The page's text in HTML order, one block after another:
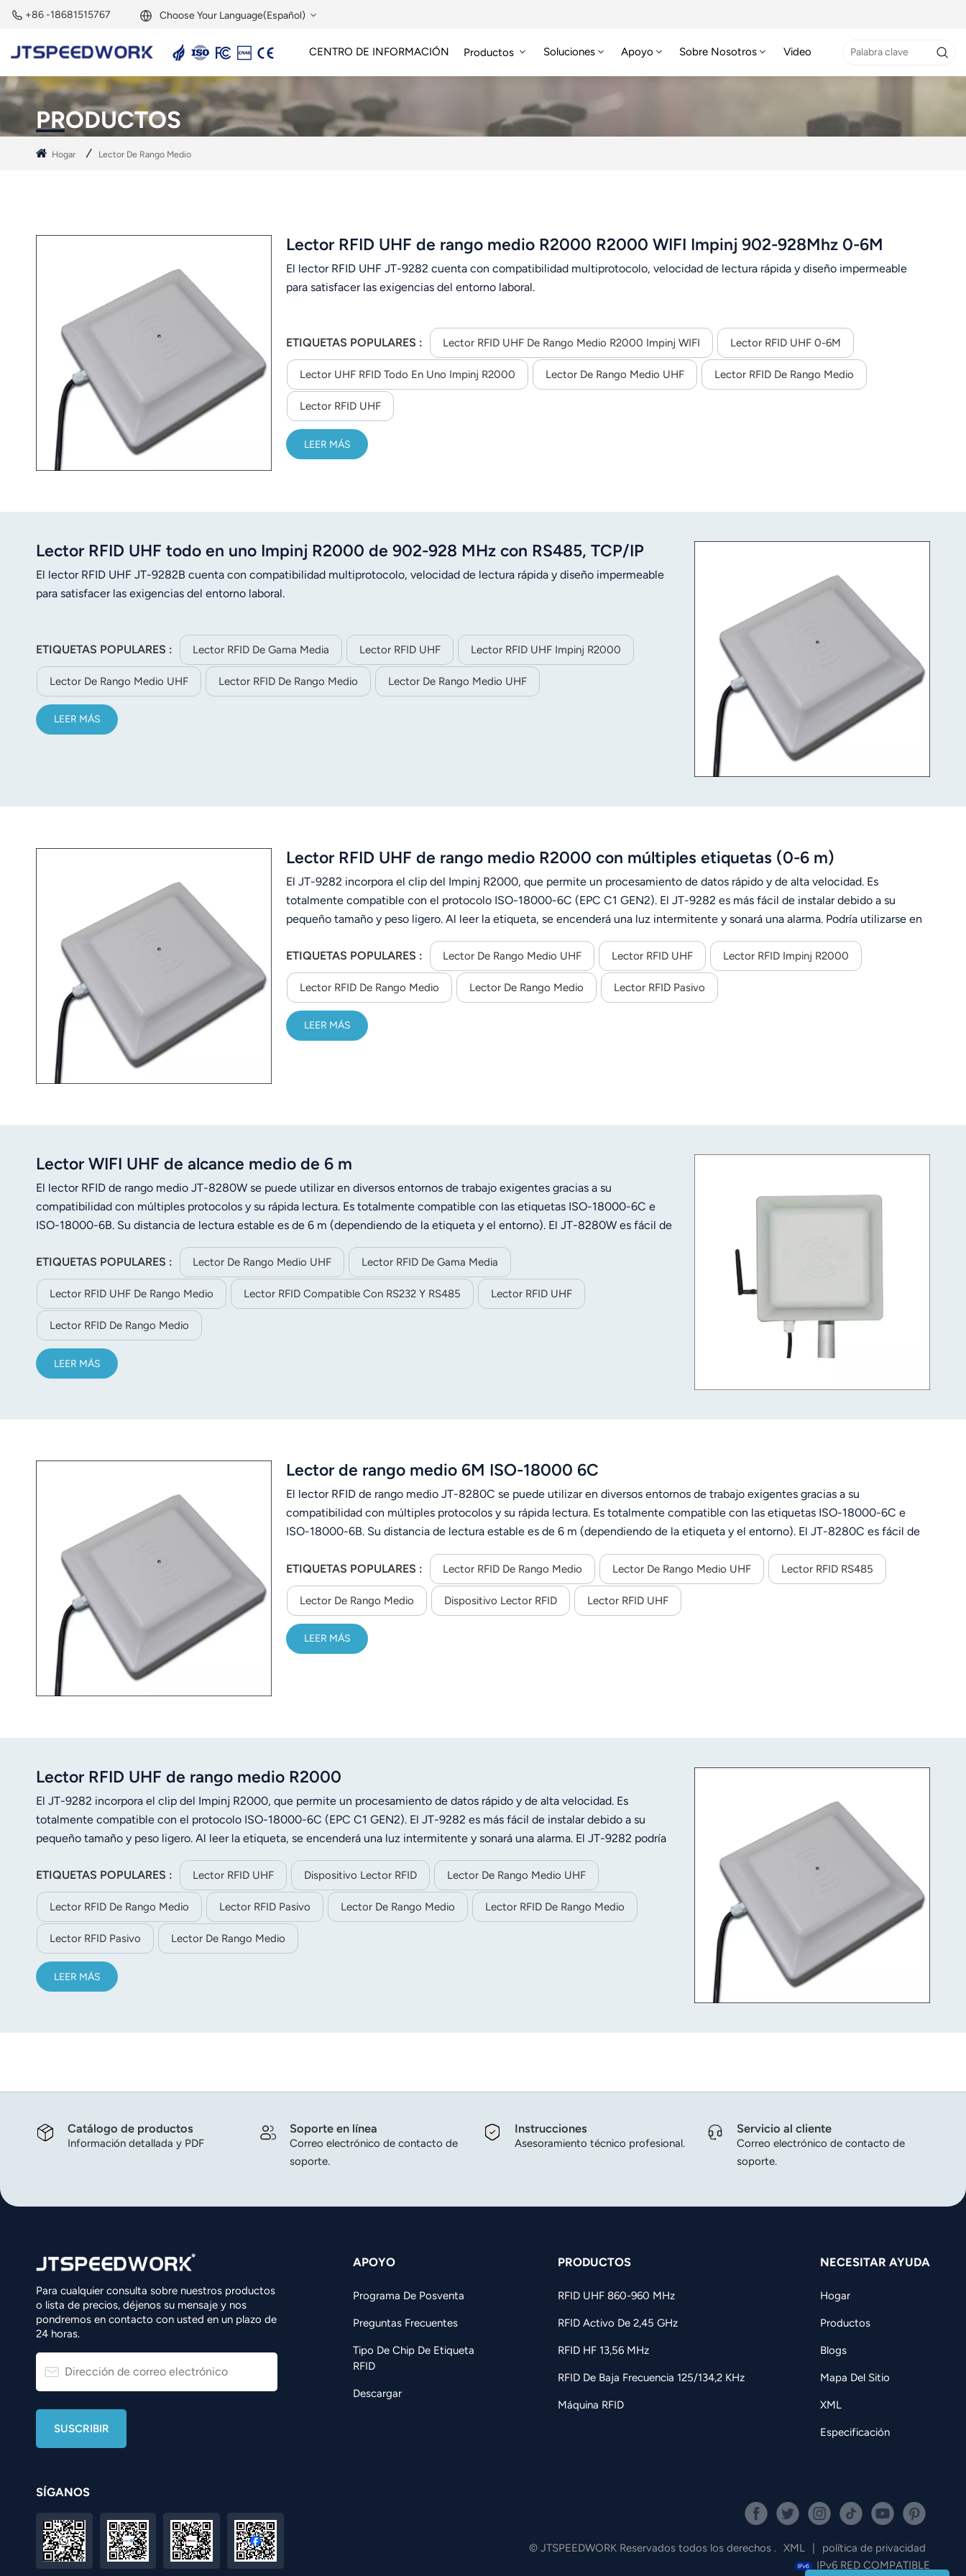
+86 -18681515767 Choose Your Language(Español)
English
Français
Deutsch
Español
عربي
한국어
แบบไทย
Tiếng Việt
norsk
magyar
CENTRO DE INFORMACIÓN Productos Soluciones Apoyo Sobre Nosotros Video
PRODUCTOS
Hogar Lector De Rango Medio
Lector RFID UHF de rango medio R2000 R2000 WIFI Impinj 902-928Mhz 0-6M
El lector RFID UHF JT-9282 cuenta con compatibilidad multiprotocolo, velocidad de lectura rápida y diseño impermeable
para satisfacer las exigencias del entorno laboral.
ETIQUETAS POPULARES : Lector RFID UHF De Rango Medio R2000 Impinj WIFI Lector RFID UHF 0-6M
Lector UHF RFID Todo En Uno Impinj R2000 Lector De Rango Medio UHF Lector RFID De Rango Medio
Lector RFID UHF
LEER MÁS
Lector RFID UHF todo en uno Impinj R2000 de 902-928 MHz con RS485, TCP/IP
El lector RFID UHF JT-9282B cuenta con compatibilidad multiprotocolo, velocidad de lectura rápida y diseño impermeable
para satisfacer las exigencias del entorno laboral.
ETIQUETAS POPULARES : Lector RFID De Gama Media Lector RFID UHF Lector RFID UHF Impinj R2000
Lector De Rango Medio UHF Lector RFID De Rango Medio Lector De Rango Medio UHF
LEER MÁS
Lector RFID UHF de rango medio R2000 con múltiples etiquetas (0-6 m)
El JT-9282 incorpora el clip del Impinj R2000, que permite un procesamiento de datos rápido y de alta velocidad. Es
totalmente compatible con el protocolo ISO-18000-6C (EPC C1 GEN2). El JT-9282 es más fácil de instalar debido a su
pequeño tamaño y peso ligero. Al leer la etiqueta, se encenderá una luz intermitente y sonará una alarma. Podría utilizarse en
producción, etc.
ETIQUETAS POPULARES : Lector De Rango Medio UHF Lector RFID UHF Lector RFID Impinj R2000
Lector RFID De Rango Medio Lector De Rango Medio Lector RFID Pasivo
LEER MÁS
Lector WIFI UHF de alcance medio de 6 m
El lector RFID de rango medio JT-8280W se puede utilizar en diversos entornos de trabajo exigentes gracias a su
compatibilidad con múltiples protocolos y su rápida lectura. Es totalmente compatible con las etiquetas ISO-18000-6C e
ISO-18000-6B. Su distancia de lectura estable es de 6 m (dependiendo de la etiqueta y el entorno). El JT-8280W es fácil de
instalar gracias a su tamaño compacto y peso ligero.
ETIQUETAS POPULARES :
Lector De Rango Medio UHF Lector RFID De Gama Media
Lector RFID UHF De Rango Medio Lector RFID Compatible Con RS232 Y RS485 Lector RFID UHF
Lector RFID De Rango Medio
LEER MÁS
Lector de rango medio 6M ISO-18000 6C
El lector RFID de rango medio JT-8280C se puede utilizar en diversos entornos de trabajo exigentes gracias a su
compatibilidad con múltiples protocolos y su rápida lectura. Es totalmente compatible con las etiquetas ISO-18000-6C e
ISO-18000-6B. Su distancia de lectura estable es de 6 m (dependiendo de la etiqueta y el entorno). El JT-8280C es fácil de
ETIQUETAS POPULARES :
Lector RFID De Rango Medio Lector De Rango Medio UHF Lector RFID RS485
Lector De Rango Medio Dispositivo Lector RFID Lector RFID UHF
LEER MÁS
Lector RFID UHF de rango medio R2000
El JT-9282 incorpora el clip del Impinj R2000, que permite un procesamiento de datos rápido y de alta velocidad. Es
totalmente compatible con el protocolo ISO-18000-6C (EPC C1 GEN2). El JT-9282 es más fácil de instalar debido a su
pequeño tamaño y peso ligero. Al leer la etiqueta, se encenderá una luz intermitente y sonará una alarma. El JT-9282 podría
de la producción, entre otras.
ETIQUETAS POPULARES : Lector RFID UHF Dispositivo Lector RFID Lector De Rango Medio UHF
Lector RFID De Rango Medio Lector RFID Pasivo Lector De Rango Medio Lector RFID De Rango Medio
Lector RFID Pasivo Lector De Rango Medio
LEER MÁS
Catálogo de productos
Información detallada y PDF
Soporte en línea
Correo electrónico de contacto de
soporte.
Instrucciones
Asesoramiento técnico profesional.
Servicio al cliente
Correo electrónico de contacto de
soporte.
Para cualquier consulta sobre nuestros productos
o lista de precios, déjenos su mensaje y nos
pondremos en contacto con usted en un plazo de
24 horas.
APOYO
Programa De Posventa
Preguntas Frecuentes
Tipo De Chip De Etiqueta
RFID
Descargar
PRODUCTOS
RFID UHF 860-960 MHz
RFID Activo De 2,45 GHz
RFID HF 13,56 MHz
RFID De Baja Frecuencia 125/134,2 KHz
Máquina RFID
NECESITAR AYUDA
Hogar
Productos
Blogs
Mapa Del Sitio
XML
Especificación
SÍGANOS
© JTSPEEDWORK Reservados todos los derechos . XML
política de privacidad
IPv6 RED COMPATIBLE